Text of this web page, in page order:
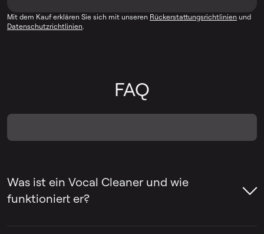
Mit dem Kauf erklären Sie sich mit unseren Rückerstattungsrichtlinien und
Datenschutzrichtlinien.
FAQ
Was ist ein Vocal Cleaner und wie
funktioniert er?